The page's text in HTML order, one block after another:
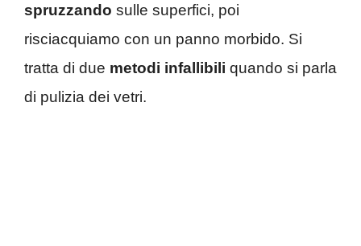
spruzzando sulle superfici, poi
risciacquiamo con un panno morbido. Si
tratta di due metodi infallibili quando si parla
di pulizia dei vetri.